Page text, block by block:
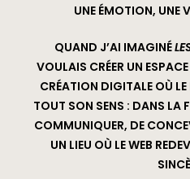
UNE ÉMOTION, UNE
QUAND J’AI IMAGINÉ
VOULAIS CRÉER UN
CRÉATION DIGITALE OÙ
TOUT SON SENS : DANS LA
COMMUNIQUER, DE
UN LIEU OÙ LE WEB